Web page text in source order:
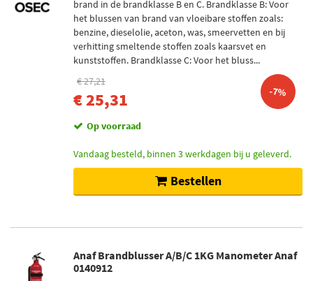
brand in de brandklasse B en C. Brandklasse B: Voor
het blussen van brand van vloeibare stoffen zoals:
benzine, dieselolie, aceton, was, smeervetten en bij
verhitting smeltende stoffen zoals kaarsvet en
kunststoffen. Brandklasse C: Voor het bluss...
€ 27,21
€ 25,31 -7%
Op voorraad
Vandaag besteld, binnen 3 werkdagen bij u geleverd.
Bestellen
Anaf Brandblusser A/B/C 1KG Manometer Anaf
0140912